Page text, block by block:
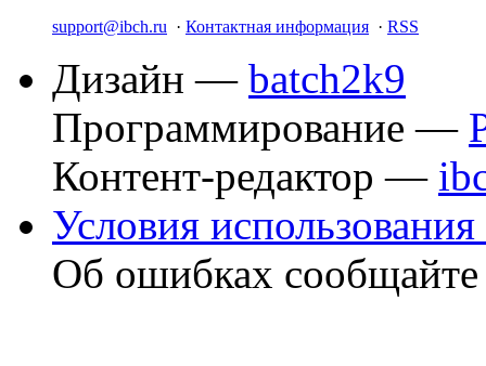
support@ibch.ru · Контактная информация · RSS
Дизайн — batch2k9
Программирование —
Контент-редактор —
Условия использования
Об ошибках